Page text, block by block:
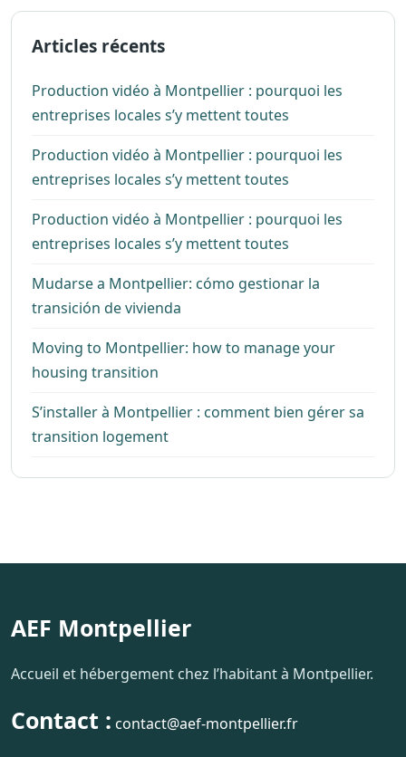
Articles récents
Production vidéo à Montpellier : pourquoi les
entreprises locales s’y mettent toutes
Production vidéo à Montpellier : pourquoi les
entreprises locales s’y mettent toutes
Production vidéo à Montpellier : pourquoi les
entreprises locales s’y mettent toutes
Mudarse a Montpellier: cómo gestionar la
transición de vivienda
Moving to Montpellier: how to manage your
housing transition
S’installer à Montpellier : comment bien gérer sa
transition logement
AEF Montpellier
Accueil et hébergement chez l’habitant à Montpellier.
Contact : contact@aef-montpellier.fr